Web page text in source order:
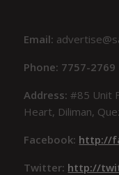
Email:
Phone: 7757-2769
Address:#85 Unit
Heart, Diliman,
Facebook: http://
Twitter: http://